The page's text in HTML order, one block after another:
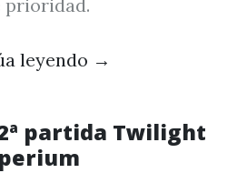
prioridad.
leyendo →
partida Twilight